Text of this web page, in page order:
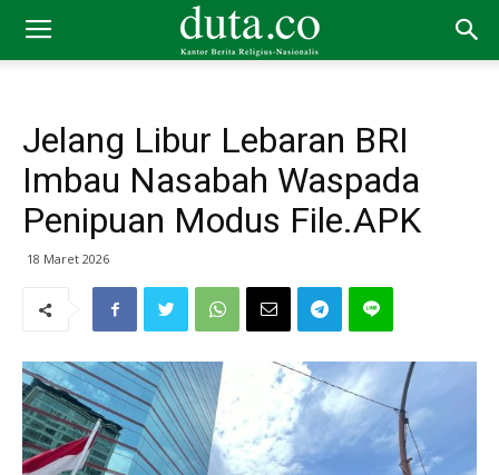
Jelang Libur Lebaran BRI
Imbau Nasabah Waspada
Penipuan Modus File.APK
18 Maret 2026